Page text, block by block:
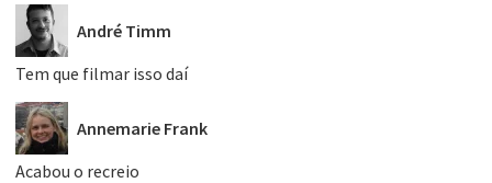
André Timm
Tem que filmar isso daí
Annemarie Frank
Acabou o recreio